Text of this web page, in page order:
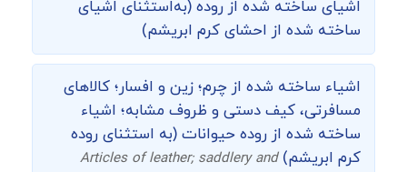
اشیای ساخته شده از روده (به­‌استثنای اشیای
ساخته شده از احشای کرم ابریشم)
اشیاء ساخته شده از چرم؛ زین و افسار؛ کالاهای
مسافرتی، کیف دستی و ظروف مشابه؛ اشیاء
ساخته شده از روده حیوانات (به استثنای روده
کرم ابریشم)Articles of leather; saddlery and